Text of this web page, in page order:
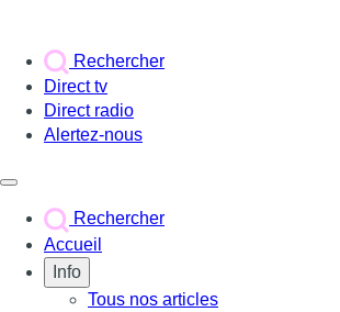
Rechercher
Direct tv
Direct radio
Alertez-nous
Rechercher
Accueil
Info
Tous nos articles